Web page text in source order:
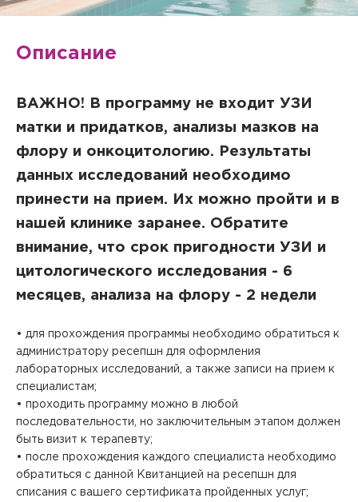
Описание
ВАЖНО! В программу не входит УЗИ
матки и придатков, анализы мазков на
флору и онкоцитологию. Результаты
данных исследований необходимо
принести на прием. Их можно пройти и в
нашей клинике заранее. Обратите
внимание, что срок пригодности УЗИ и
цитологического исследования - 6
месяцев, анализа на флору - 2 недели
• для прохождения программы необходимо обратиться к
администратору ресепшн для оформления
лабораторных исследований, а также записи на прием к
специалистам;
• проходить программу можно в любой
последовательности, но заключительным этапом должен
быть визит к терапевту;
• после прохождения каждого специалиста необходимо
обратиться с данной Квитанцией на ресепшн для
списания с вашего сертификата пройденных услуг;
Подготовка к приёму
Внимание!
Внимание!
Покупка анализа
Перенести прием?
Подтверждение телефона
Авторизация
Чтобы оплатить онлайн, необходимо авторизоваться,
Обратите внимание! После авторизации заказ может
Авторизация
Регистрация личного кабинета пациента производится в
регистратуре любой клиники сети «Палитра» при
личном присутствии пациента и предъявлении им
Вызов врача на дом
Если Вам необходима медицинская помощь, но посетить
клинику Вы не можете (или не хотите), мы окажем
необходимые услуги с выездом на дом или в офис.
Квалифицированные специалисты проведут прием на
дому, осуществят забор биоматериала для
лабораторной диагностики или выполнят назначенные
процедуры (инъекции, массаж).
Выезд осуществляется при условии наличия свободной
записи к врачу на необходимое для осуществления
выезда количество времени. Вызвать специалиста
можно по телефонам 8 (4922) 77-77-78, 8 (800) 707-77-
Заказ звонка
и специалист нашего контакт-центра свяжется с
Вами.
Вы покупаете анализы для
совершеннолетнего
пациента?